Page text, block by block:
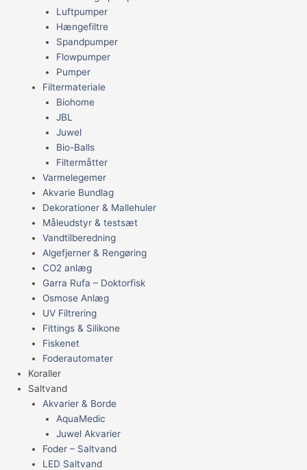
Luftpumper
Hængefiltre
Spandpumper
Flowpumper
Pumper
Filtermateriale
Biohome
JBL
Juwel
Bio-Balls
Filtermåtter
Varmelegemer
Akvarie Bundlag
Dekorationer & Mallehuler
Måleudstyr & testsæt
Vandtilberedning
Algefjerner & Rengøring
CO2 anlæg
Garra Rufa – Doktorfisk
Osmose Anlæg
UV Filtrering
Fittings & Silikone
Fiskenet
Foderautomater
Koraller
Saltvand
Akvarier & Borde
AquaMedic
Juwel Akvarier
Foder – Saltvand
LED Saltvand